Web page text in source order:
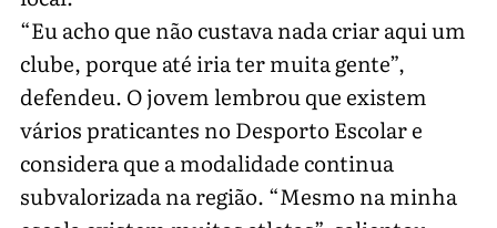
“Eu acho que não custava nada criar aqui um
clube, porque até iria ter muita gente”,
defendeu. O jovem lembrou que existem
vários praticantes no Desporto Escolar e
considera que a modalidade continua
subvalorizada na região. “Mesmo na minha